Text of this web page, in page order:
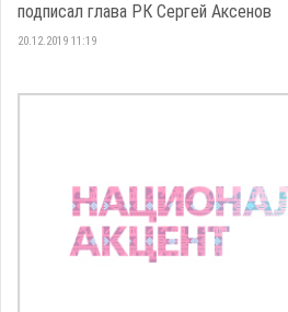
подписал глава РК Сергей Аксенов
20.12.2019 11:19